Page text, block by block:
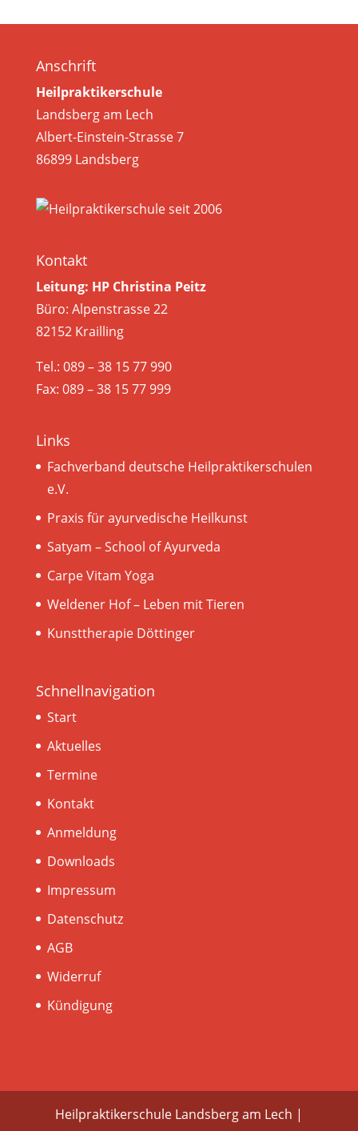
Anschrift
Heilpraktikerschule
Landsberg am Lech
Albert-Einstein-Strasse 7
86899 Landsberg
Kontakt
Leitung: HP Christina Peitz
Büro: Alpenstrasse 22
82152 Krailling
Tel.: 089 – 38 15 77 990
Fax: 089 – 38 15 77 999
Links
Fachverband deutsche Heilpraktikerschulen
e.V.
Praxis für ayurvedische Heilkunst
Satyam – School of Ayurveda
Carpe Vitam Yoga
Weldener Hof – Leben mit Tieren
Kunsttherapie Döttinger
Schnellnavigation
Start
Aktuelles
Termine
Kontakt
Anmeldung
Downloads
Impressum
Datenschutz
AGB
Widerruf
Kündigung
Heilpraktikerschule Landsberg am Lech |